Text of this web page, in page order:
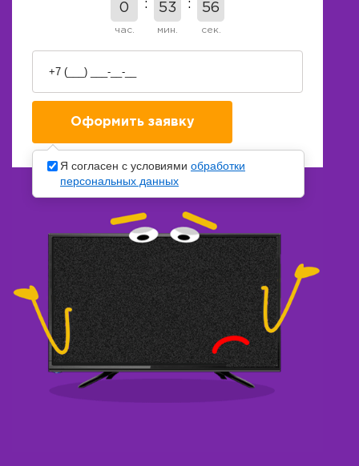
0
час.
53
мин.
55
сек.
Я согласен с условиями обработки
персональных данных